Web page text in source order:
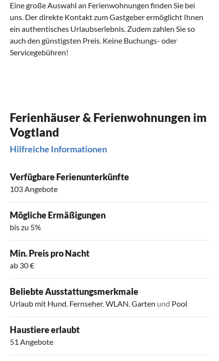
Eine große Auswahl an Ferienwohnungen finden Sie bei
uns. Der direkte Kontakt zum Gastgeber ermöglicht Ihnen
ein authentisches Urlaubserlebnis. Zudem zahlen Sie so
auch den günstigsten Preis. Keine Buchungs- oder
Servicegebühren!
Ferienhäuser & Ferienwohnungen im
Vogtland
Hilfreiche Informationen
Verfügbare Ferienunterkünfte
103 Angebote
Mögliche Ermäßigungen
bis zu 5%
Min. Preis pro Nacht
ab 30 €
Beliebte Ausstattungsmerkmale
Urlaub mit Hund, Fernseher,WLAN,Garten und Pool
Haustiere erlaubt
51 Angebote